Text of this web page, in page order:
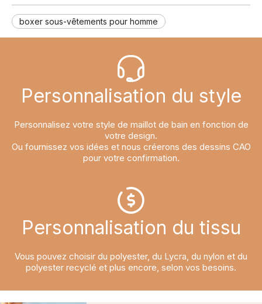
boxer sous-vêtements pour homme
Personnalisation du style​​​​​​​
Personnalisez votre style de maillot de bain en fonction de
votre design.
Ou fournissez vos idées et nous créerons des dessins CAO
pour votre confirmation.
Personnalisation du tissu​​​​​​​
Vous pouvez choisir du polyester, du Lycra, du nylon et du
polyester recyclé et plus encore, selon vos besoins.